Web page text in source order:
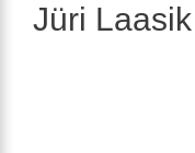
Jüri Laasik